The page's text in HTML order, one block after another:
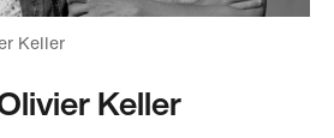
Keller
Keller